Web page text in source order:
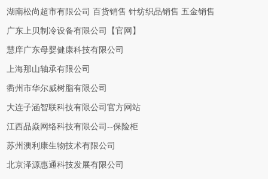
湖南松尚超市有限公司 百货销售 针纺织品销售 五金销售
广东上贝制冷设备有限公司【官网】
慧庠广东母婴健康科技有限公司
上海那山轴承有限公司
衢州市华尔威树脂有限公司
大连子涵智联科技有限公司官方网站
江西品焱网络科技有限公司--保险柜
苏州澳利康生物技术有限公司
北京泽源惠通科技发展有限公司